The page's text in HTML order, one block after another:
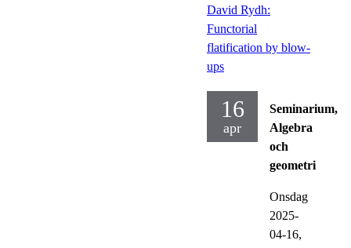
David Rydh:
Functorial
flatification by blow-
ups
16
apr
Seminarium,
Algebra
och
geometri
Onsdag
2025-
04-16,